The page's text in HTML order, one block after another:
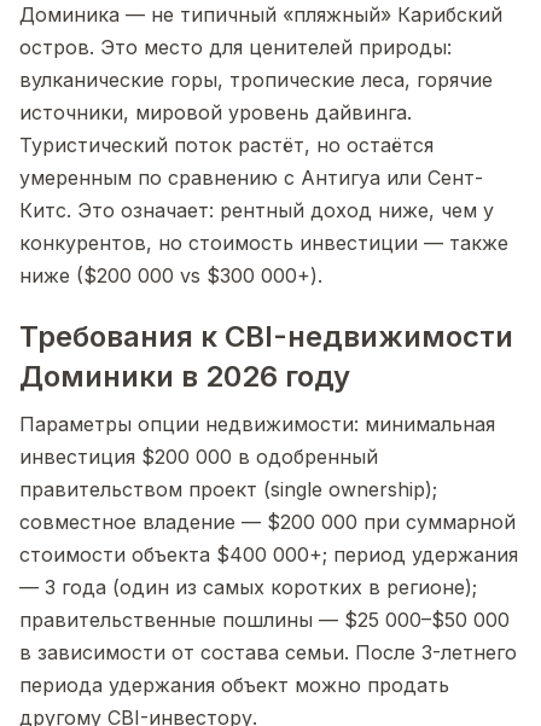
Доминика — не типичный «пляжный» Карибский
остров. Это место для ценителей природы:
вулканические горы, тропические леса, горячие
источники, мировой уровень дайвинга.
Туристический поток растёт, но остаётся
умеренным по сравнению с Антигуа или Сент-
Китс. Это означает: рентный доход ниже, чем у
конкурентов, но стоимость инвестиции — также
ниже ($200 000 vs $300 000+).
Требования к CBI-недвижимости
Доминики в 2026 году
Параметры опции недвижимости: минимальная
инвестиция $200 000 в одобренный
правительством проект (single ownership);
совместное владение — $200 000 при суммарной
стоимости объекта $400 000+; период удержания
— 3 года (один из самых коротких в регионе);
правительственные пошлины — $25 000–$50 000
в зависимости от состава семьи. После 3-летнего
периода удержания объект можно продать
другому CBI-инвестору.